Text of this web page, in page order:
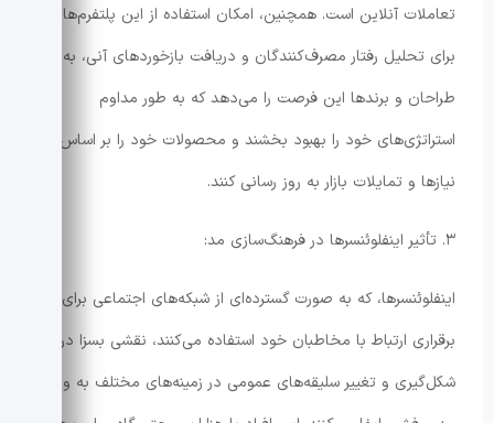
تعاملات آنلاین است. همچنین، امکان استفاده از این پلتفرم‌ها
برای تحلیل رفتار مصرف‌کنندگان و دریافت بازخوردهای آنی، به
طراحان و برندها این فرصت را می‌دهد که به طور مداوم
استراتژی‌های خود را بهبود بخشند و محصولات خود را بر اساس
نیازها و تمایلات بازار به روز رسانی کنند.
۳. تأثیر اینفلوئنسرها در فرهنگ‌سازی مد:
اینفلوئنسرها، که به صورت گسترده‌ای از شبکه‌های اجتماعی برای
برقراری ارتباط با مخاطبان خود استفاده می‌کنند، نقشی بسزا در
شکل‌گیری و تغییر سلیقه‌های عمومی در زمینه‌های مختلف به ویژه